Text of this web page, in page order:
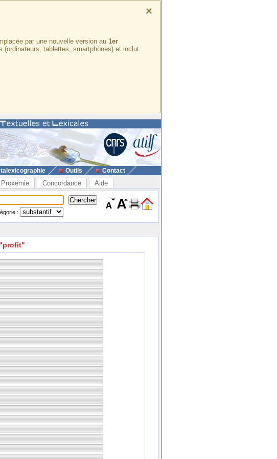
×
par une nouvelle version au 1er
(ordinateurs, tablettes, smartphones) et inclut
Outils Contact
Proxémie Concordance Aide
: